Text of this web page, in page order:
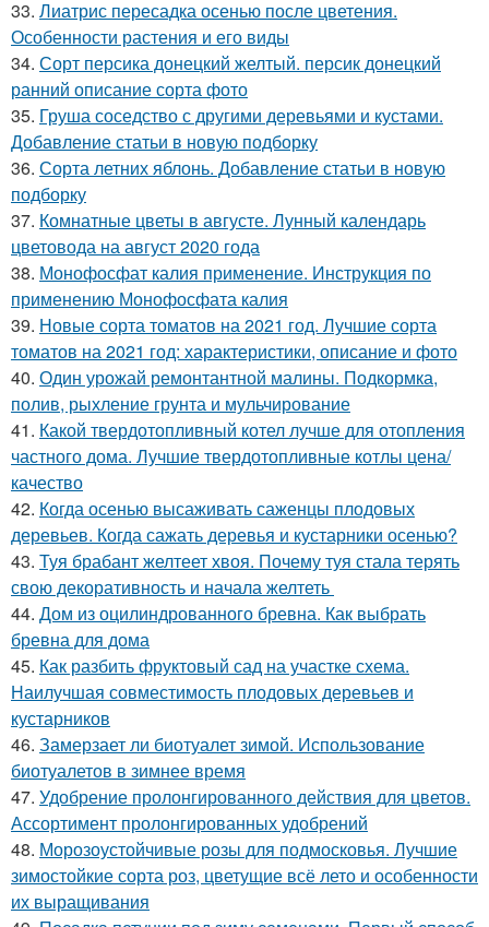
33. Лиатрис пересадка осенью после цветения.
Особенности растения и его виды
34. Сорт персика донецкий желтый. персик донецкий
ранний описание сорта фото
35. Груша соседство с другими деревьями и кустами.
Добавление статьи в новую подборку
36. Сорта летних яблонь. Добавление статьи в новую
подборку
37. Комнатные цветы в августе. Лунный календарь
цветовода на август 2020 года
38. Монофосфат калия применение. Инструкция по
применению Монофосфата калия
39. Новые сорта томатов на 2021 год. Лучшие сорта
томатов на 2021 год: характеристики, описание и фото
40. Один урожай ремонтантной малины. Подкормка,
полив, рыхление грунта и мульчирование
41. Какой твердотопливный котел лучше для отопления
частного дома. Лучшие твердотопливные котлы цена/
качество
42. Когда осенью высаживать саженцы плодовых
деревьев. Когда сажать деревья и кустарники осенью?
43. Туя брабант желтеет хвоя. Почему туя стала терять
свою декоративность и начала желтеть
44. Дом из оцилиндрованного бревна. Как выбрать
бревна для дома
45. Как разбить фруктовый сад на участке схема.
Наилучшая совместимость плодовых деревьев и
кустарников
46. Замерзает ли биотуалет зимой. Использование
биотуалетов в зимнее время
47. Удобрение пролонгированного действия для цветов.
Ассортимент пролонгированных удобрений
48. Морозоустойчивые розы для подмосковья. Лучшие
зимостойкие сорта роз, цветущие всё лето и особенности
их выращивания